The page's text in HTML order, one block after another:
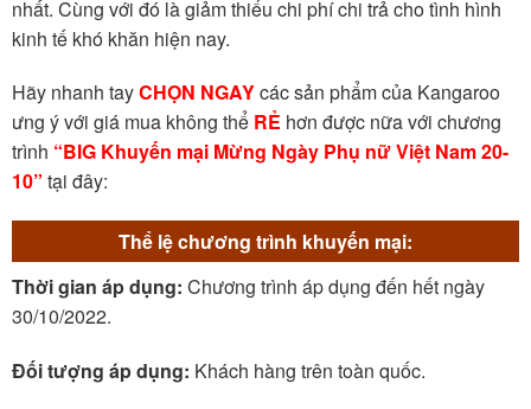
nhất. Cùng với đó là giảm thiểu chi phí chi trả cho tình hình
kinh tế khó khăn hiện nay.
Hãy nhanh tayCHỌN NGAYcác sản phẩm của Kangaroo
ưng ý với giá mua không thể RẺ hơn được nữa với chương
trình “BIG Khuyến mại Mừng Ngày Phụ nữ Việt Nam 20-
10” tại đây:
Thể lệ chương trình khuyến mại:
Thời gian áp dụng: Chương trình áp dụng đến hết ngày
30/10/2022.
Đối tượng áp dụng: Khách hàng trên toàn quốc.